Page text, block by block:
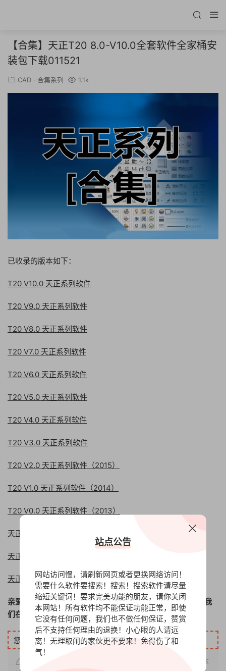
【合集】天正T20 8.0-V10.0全套软件全家桶安
装包下载011521
CAD · 合集系列 1.1k
已收录的版本如下：
T20 V10.0 天正系列软件
T20 V9.0 天正系列软件
T20 V8.0 天正系列软件
T20 V7.0 天正系列软件
T20 V6.0 天正系列软件
T20 V5.0 天正系列软件
T20 V4.0 天正系列软件
T20 V3.0 天正系列软件
T20 V2.0 天正系列软件（2015）
T20 V1.0 天正系列软件（2014）
T20 V0.0 天正系列软件（2013）
天正8.5系列版本
天正8.2系列版本
天正8.2系列版本
亲爱的朋友，如果你想获得以上安装包，您可以赞赏我们，我
们在网盘里面存放了安装包，您可以随时取用，非常方便！
您需要先赞赏180元才能下载此资源！ 立即赞赏
声明：本站内容仅限用于测试、学习环境使用！在未征得本
站点公告
网站访问慢，请刷新网页或者更换网络访问！
需要什么软件要搜索！搜索！搜索软件请尽量
缩短关键词！要求完美功能的朋友，请你关闭
本网站！所有软件均不能保证功能正常，即使
它没有任何问题，我们也不做任何保证，赞赏
后不支持任何理由的退换！小心眼的人请远
离！无理取闹的家伙更不要来！免得伤了和
气！